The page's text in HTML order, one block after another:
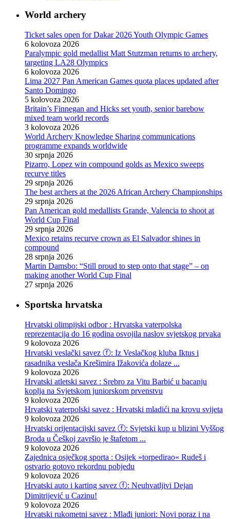
World archery
Ticket sales open for Dakar 2026 Youth Olympic Games
6 kolovoza 2026
Paralympic gold medallist Matt Stutzman returns to archery,
targeting LA28 Olympics
6 kolovoza 2026
Lima 2027 Pan American Games quota places updated after
Santo Domingo
5 kolovoza 2026
Britain’s Finnegan and Hicks set youth, senior barebow
mixed team world records
3 kolovoza 2026
World Archery Knowledge Sharing communications
programme expands worldwide
30 srpnja 2026
Pizarro, Lopez win compound golds as Mexico sweeps
recurve titles
29 srpnja 2026
The best archers at the 2026 African Archery Championships
29 srpnja 2026
Pan American gold medallists Grande, Valencia to shoot at
World Cup Final
29 srpnja 2026
Mexico retains recurve crown as El Salvador shines in
compound
28 srpnja 2026
Martin Damsbo: “Still proud to step onto that stage” – on
making another World Cup Final
27 srpnja 2026
Sportska hrvatska
Hrvatski olimpijski odbor : Hrvatska vaterpolska
reprezentacija do 16 godina osvojila naslov svjetskog prvaka
9 kolovoza 2026
Hrvatski veslački savez ⓕ: Iz Veslačkog kluba Iktus i
rasadnika veslača Krešimira Ižakovića dolaze ...
9 kolovoza 2026
Hrvatski atletski savez : Srebro za Vitu Barbić u bacanju
koplja na Svjetskom juniorskom prvenstvu
9 kolovoza 2026
Hrvatski vaterpolski savez : Hrvatski mladići na krovu svijeta
9 kolovoza 2026
Hrvatski orijentacijski savez ⓕ: Svjetski kup u blizini Vyššog
Broda u Češkoj završio je štafetom ...
9 kolovoza 2026
Zajednica osječkog sporta : Osijek »torpedirao« Rudeš i
ostvario gotovo rekordnu pobjedu
9 kolovoza 2026
Hrvatski auto i karting savez ⓕ: Neuhvatljivi Dejan
Dimitrijević u Cazinu!
9 kolovoza 2026
Hrvatski rukometni savez : Mlađi juniori: Novi poraz i na